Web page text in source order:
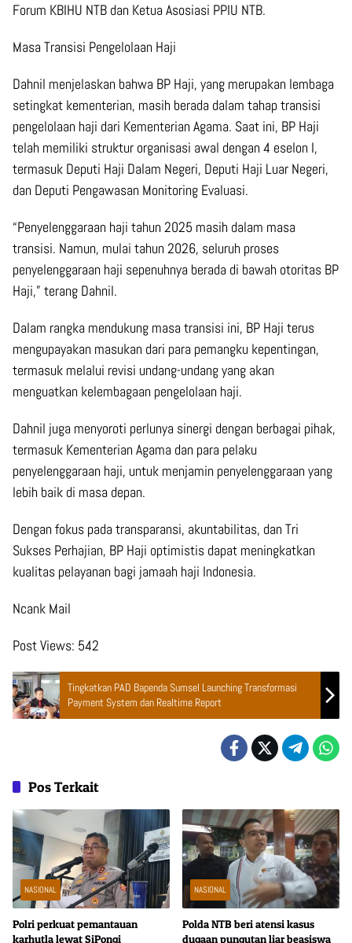
Forum KBIHU NTB dan Ketua Asosiasi PPIU NTB.
Masa Transisi Pengelolaan Haji
Dahnil menjelaskan bahwa BP Haji, yang merupakan lembaga
setingkat kementerian, masih berada dalam tahap transisi
pengelolaan haji dari Kementerian Agama. Saat ini, BP Haji
telah memiliki struktur organisasi awal dengan 4 eselon I,
termasuk Deputi Haji Dalam Negeri, Deputi Haji Luar Negeri,
dan Deputi Pengawasan Monitoring Evaluasi.
“Penyelenggaraan haji tahun 2025 masih dalam masa
transisi. Namun, mulai tahun 2026, seluruh proses
penyelenggaraan haji sepenuhnya berada di bawah otoritas BP
Haji,” terang Dahnil.
Dalam rangka mendukung masa transisi ini, BP Haji terus
mengupayakan masukan dari para pemangku kepentingan,
termasuk melalui revisi undang-undang yang akan
menguatkan kelembagaan pengelolaan haji.
Dahnil juga menyoroti perlunya sinergi dengan berbagai pihak,
termasuk Kementerian Agama dan para pelaku
penyelenggaraan haji, untuk menjamin penyelenggaraan yang
lebih baik di masa depan.
Dengan fokus pada transparansi, akuntabilitas, dan Tri
Sukses Perhajian, BP Haji optimistis dapat meningkatkan
kualitas pelayanan bagi jamaah haji Indonesia.
Ncank Mail
Post Views: 542
Tingkatkan PAD Bapenda Sumsel Launching Transformasi
Payment System dan Realtime Report
Pos Terkait
NASIONAL
Polri perkuat pemantauan
karhutla lewat SiPongi
NASIONAL
Polda NTB beri atensi kasus
dugaan pungutan liar beasiswa